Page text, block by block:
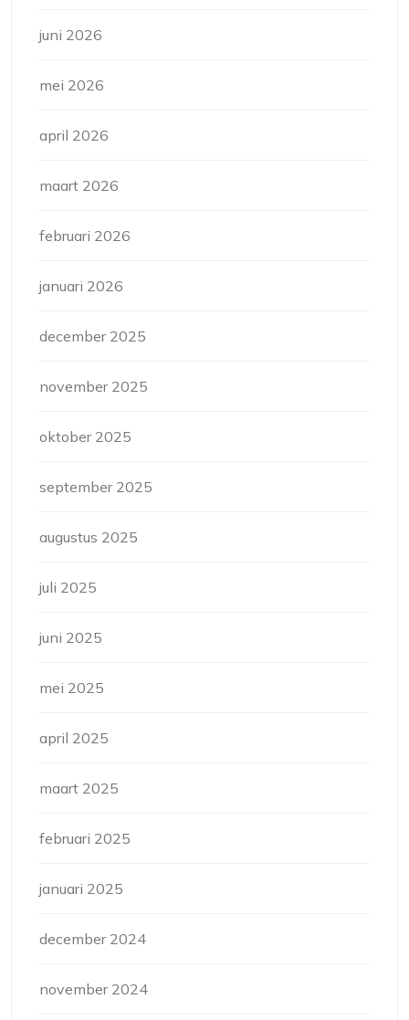
juni 2026
mei 2026
april 2026
maart 2026
februari 2026
januari 2026
december 2025
november 2025
oktober 2025
september 2025
augustus 2025
juli 2025
juni 2025
mei 2025
april 2025
maart 2025
februari 2025
januari 2025
december 2024
november 2024